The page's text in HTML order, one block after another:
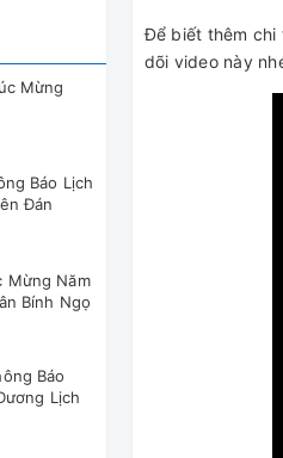
Để biết thêm chi
dõi video này
Mừng
Báo Lịch
Đán
Mừng Năm
Bính Ngọ
Báo
Lịch